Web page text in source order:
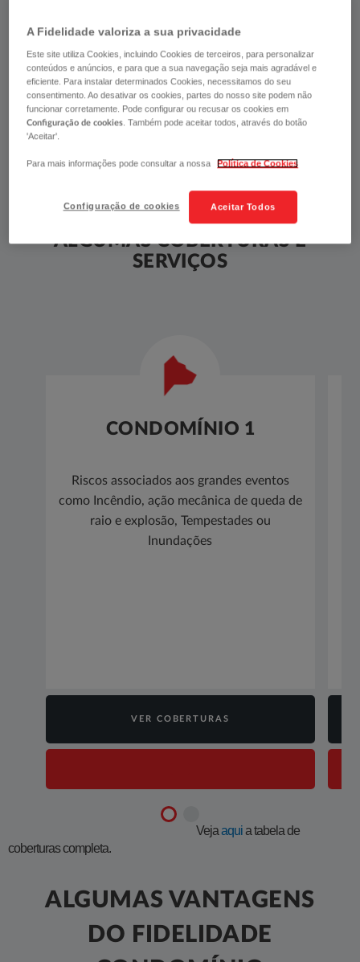
conta as necessidades escpecíficas de cada
condomínio.
Proteja o seu condomínio e salvaguarde, também, os
danos provocados a terceiros pelo condomínio,
administrador do condomínio ou respeitivos
reparação e conversação.
ALGUMAS COBERTURAS E
SERVIÇOS
CONDOMÍNIO 1
Riscos associados aos grandes eventos
como Incêndio, ação mecânica de queda de
raio e explosão, Tempestades ou
Inundações
VER COBERTURAS
Vejaaqui​a tabela de
coberturas completa.
ALGUMAS VANTAGENS
DO FIDELIDADE
A Fidelidade valoriza a sua privacidade
Este site utiliza Cookies, incluindo Cookies de terceiros, para personalizar
conteúdos e anúncios, e para que a sua navegação seja mais agradável e
eficiente. Para instalar determinados Cookies, necessitamos do seu
consentimento. Ao desativar os cookies, partes do nosso site podem não
funcionar corretamente. Pode configurar ou recusar os cookies em
Configuração de cookies . Também pode aceitar todos, através do botão
'Aceitar'.
Para mais informações pode consultar a nossa Política de Cookies
Aceitar Todos
Configuração de cookies